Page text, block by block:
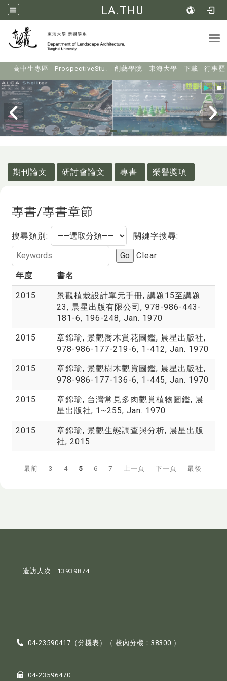
LA.THU
高中生專區 ProspectiveStu. 創藝學院 東海大學 下載 行事歷
期刊論文
研討會論文 專書 榮譽獎項
專書/專書章節
搜尋類別: 關鍵字搜尋:
Go Clear
年度 書名
2015
景觀植栽設計單元手冊, 講題15至講題
23, 晨星出版有限公司, 978-986-443-
181-6, 196-248, Jan. 1970
2015
章錦瑜, 景觀喬木賞花圖鑑, 晨星出版社,
978-986-177-219-6, 1-412, Jan. 1970
2015
章錦瑜, 景觀樹木觀賞圖鑑, 晨星出版社,
978-986-177-136-6, 1-445, Jan. 1970
2015
章錦瑜, 台灣常見多肉觀賞植物圖鑑, 晨
星出版社, 1~255, Jan. 1970
2015
章錦瑜, 景觀生態調查與分析, 晨星出版
社, 2015
最前 3 4 5 6 7 上一頁 下一頁 最後
造訪人次 : 13939874
04-23590417（分機表 ）（ 校內分機：38300 ）
04-23596470